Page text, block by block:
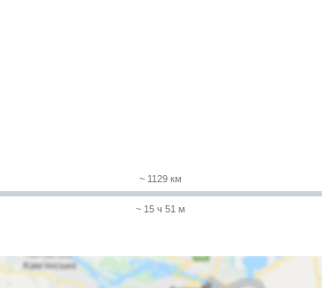
~ 1129 км
~ 15 ч 51 м